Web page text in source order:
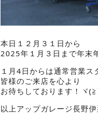
本日１２月３１日から
2025年１月３日まで年末
１月4日からは通常営業ス
皆様のご来店を心より
お待ちしております！ヾ
以上アップガレージ長野伊